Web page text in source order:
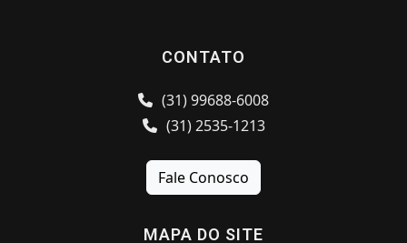
CONTATO
(31) 99688-6008
(31) 2535-1213
Fale Conosco
MAPA DO SITE